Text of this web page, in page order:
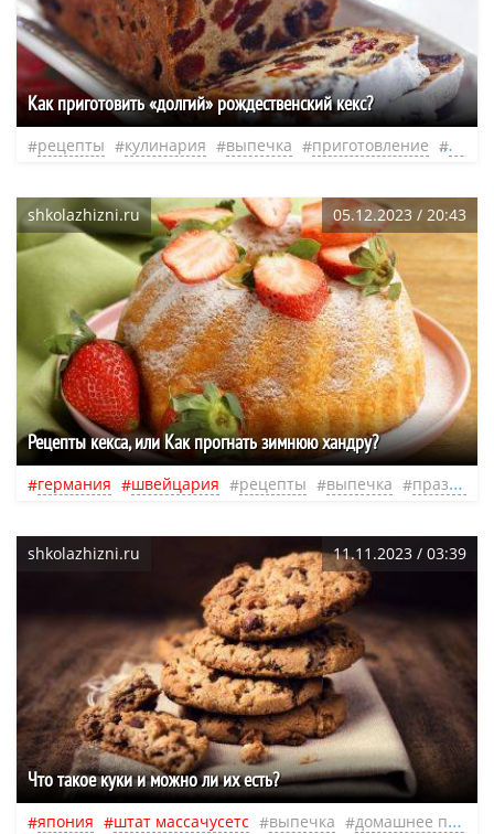
Как приготовить «долгий» рождественский кекс?
рецепты кулинария выпечка приготовление кекс
shkolazhizni.ru 05.12.2023 / 20:43
Рецепты кекса, или Как прогнать зимнюю хандру?
германия швейцария рецепты выпечка праздники
shkolazhizni.ru 11.11.2023 / 03:39
Что такое куки и можно ли их есть?
япония штат массачусетс выпечка домашнее печенье